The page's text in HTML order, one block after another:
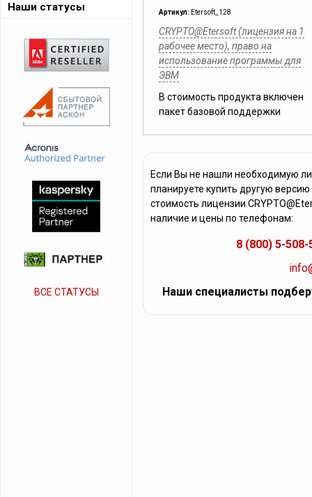
Артикул: Etersoft_128
CRYPTO@Etersoft (лицензия на 1
рабочее место), право на
использование программы для
ЭВМ
В стоимость продукта включен
пакет базовой поддержки
Если Вы не нашли необходимую
планируете купить другую
стоимость лицензии
наличие и цены по телефонам:
8 (800) 5-508-
Наши специалисты
Наши статусы
ВСЕ СТАТУСЫ